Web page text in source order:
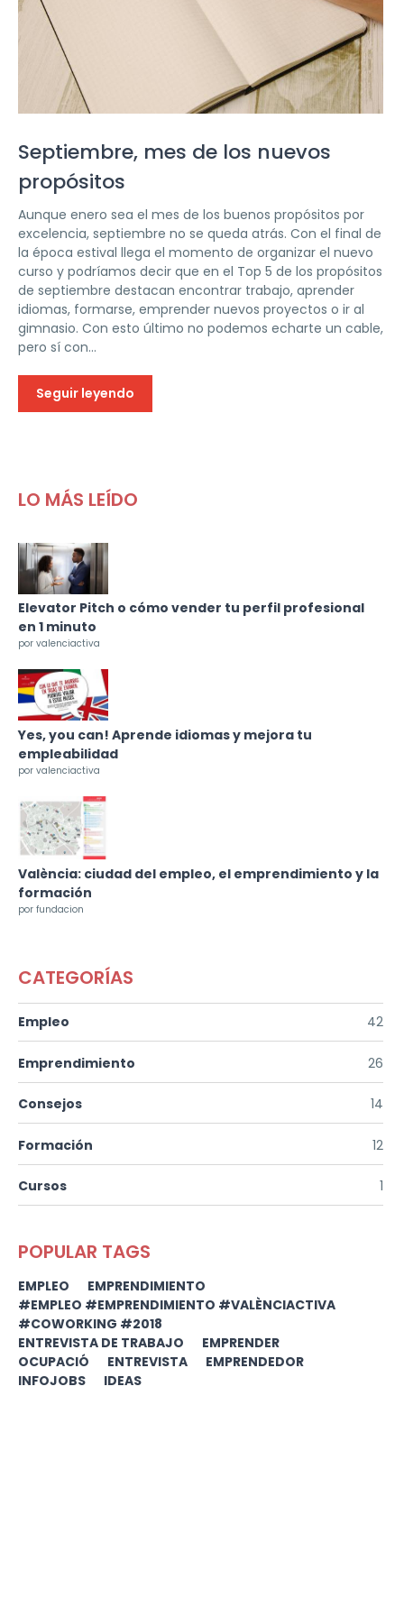
Septiembre, mes de los nuevos
propósitos
Aunque enero sea el mes de los buenos propósitos por
excelencia, septiembre no se queda atrás. Con el final de
la época estival llega el momento de organizar el nuevo
curso y podríamos decir que en el Top 5 de los propósitos
de septiembre destacan encontrar trabajo, aprender
idiomas, formarse, emprender nuevos proyectos o ir al
gimnasio. Con esto último no podemos echarte un cable,
pero sí con...
Seguir leyendo
LO MÁS LEÍDO
Elevator Pitch o cómo vender tu perfil profesional
en 1 minuto
por valenciactiva
Yes, you can! Aprende idiomas y mejora tu
empleabilidad
por valenciactiva
València: ciudad del empleo, el emprendimiento y la
formación
por fundacion
CATEGORÍAS
Empleo 42
Emprendimiento 26
Consejos 14
Formación 12
Cursos 1
POPULAR TAGS
EMPLEO
EMPRENDIMIENTO
#EMPLEO #EMPRENDIMIENTO #VALÈNCIACTIVA
#COWORKING #2018
ENTREVISTA DE TRABAJO
EMPRENDER
OCUPACIÓ
ENTREVISTA
EMPRENDEDOR
INFOJOBS
IDEAS